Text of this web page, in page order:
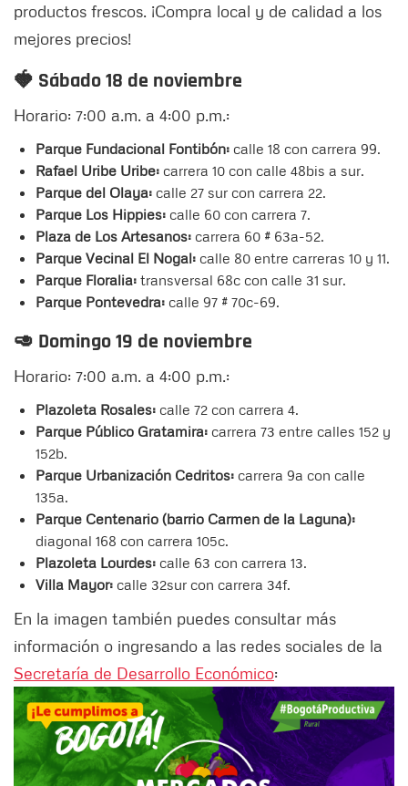
productos frescos. ¡Compra local y de calidad a los
mejores precios!
🍓 Sábado 18 de noviembre
Horario: 7:00 a.m. a 4:00 p.m.:
Parque Fundacional Fontibón: calle 18 con carrera 99.
Rafael Uribe Uribe: carrera 10 con calle 48bis a sur.
Parque del Olaya: calle 27 sur con carrera 22.
Parque Los Hippies: calle 60 con carrera 7.
Plaza de Los Artesanos: carrera 60 # 63a-52.
Parque Vecinal El Nogal: calle 80 entre carreras 10 y 11.
Parque Floralia: transversal 68c con calle 31 sur.
Parque Pontevedra: calle 97 # 70c-69.
🥑 Domingo 19 de noviembre
Horario: 7:00 a.m. a 4:00 p.m.:
Plazoleta Rosales: calle 72 con carrera 4.
Parque Público Gratamira: carrera 73 entre calles 152 y
152b.
Parque Urbanización Cedritos: carrera 9a con calle
135a.
Parque Centenario (barrio Carmen de la Laguna):
diagonal 168 con carrera 105c.
Plazoleta Lourdes: calle 63 con carrera 13.
Villa Mayor: calle 32sur con carrera 34f.
En la imagen también puedes consultar más
información o ingresando a las redes sociales de la
Secretaría de Desarrollo Económico: